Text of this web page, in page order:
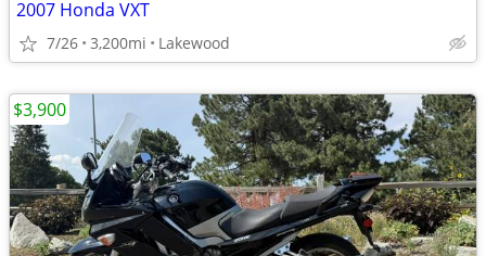
2007 Honda VXT
7/26 3,200mi Lakewood
$3,900